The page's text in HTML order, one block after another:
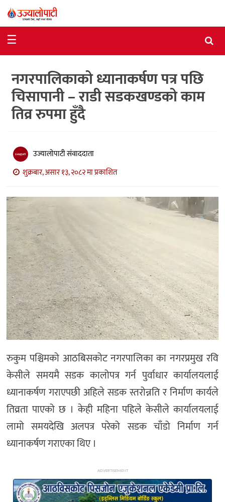
राजनीति
विशेष
आर्थिक
विचार
मनोरञ्जन
प्रविधि
खेलकुद
अन्य
☰
नगरपालिकाको ध्यानाकर्षण पत्र पछि
चिसापानी – राडी सडकखण्डको काम
तिव्र रुपमा हुँदै
उज्यालोपाटी संवाददाता
शुक्रबार, असार १३, २०८२ मा प्रकाशित
रुकुम पश्चिमको आठबिसकोट नगरपालिका का नगरप्रमुख रवि
केसीले समयमै सडक कालोपत्र गर्न पुर्वाधार कार्यालयलाई
ध्यानाकर्षण गराएपछी अहिले सडक स्तरोन्नति र निर्माण कार्यले
तिव्रता पाएको छ । केही महिना पहिले केसीले कार्यालयलाई
लामो समयदेखि अलपत्र परेको सडक चाँडो निर्माण गर्न
ध्यानाकर्षण गराएका थिए ।
ADVERTISEMENT